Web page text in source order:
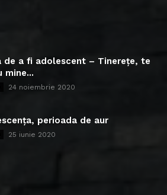
de a fi adolescent – Tinerețe, te
mine...
24 noiembrie 2020
perioada de aur
25 iunie 2020